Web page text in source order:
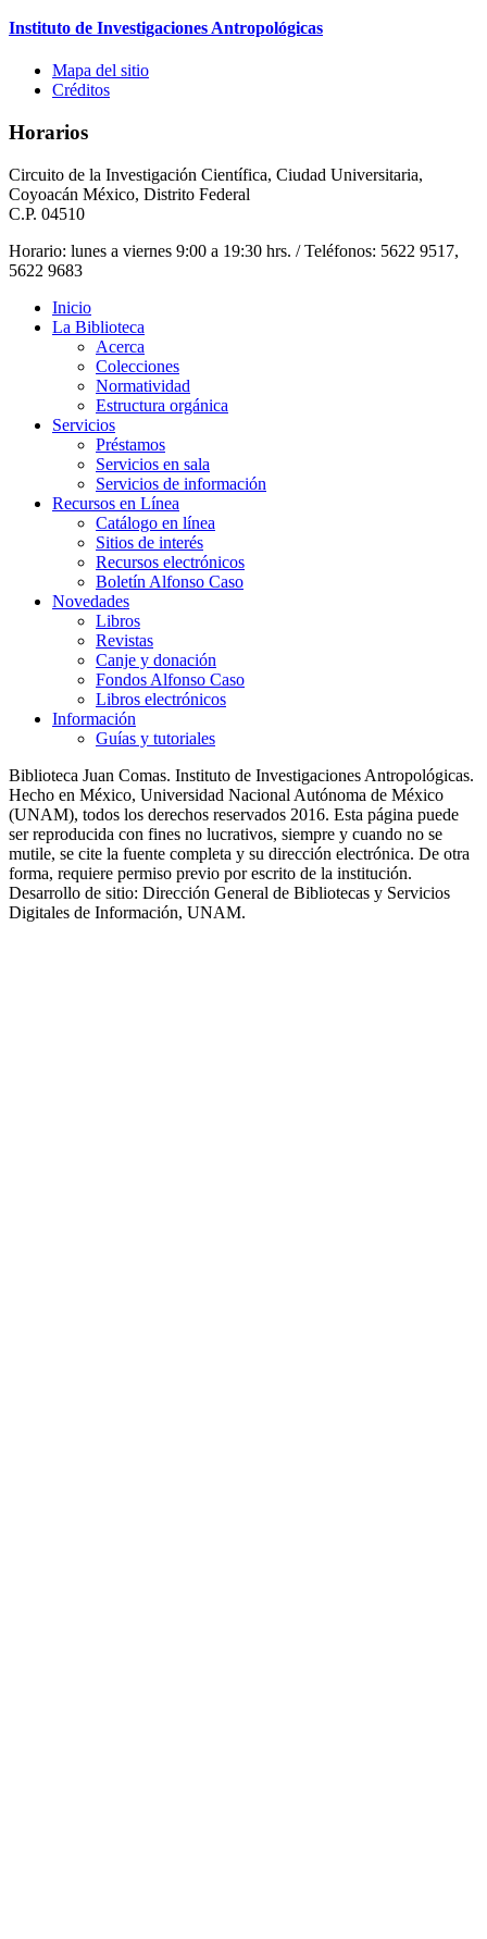
Instituto de Investigaciones Antropológicas
Mapa del sitio
Créditos
Horarios
Circuito de la Investigación Científica, Ciudad Universitaria,
Coyoacán México, Distrito Federal
C.P. 04510
Horario: lunes a viernes 9:00 a 19:30 hrs. / Teléfonos: 5622 9517,
5622 9683
Inicio
La Biblioteca
Acerca
Colecciones
Normatividad
Estructura orgánica
Servicios
Préstamos
Servicios en sala
Servicios de información
Recursos en Línea
Catálogo en línea
Sitios de interés
Recursos electrónicos
Boletín Alfonso Caso
Novedades
Libros
Revistas
Canje y donación
Fondos Alfonso Caso
Libros electrónicos
Información
Guías y tutoriales
Biblioteca Juan Comas. Instituto de Investigaciones Antropológicas.
Hecho en México, Universidad Nacional Autónoma de México
(UNAM), todos los derechos reservados 2016. Esta página puede
ser reproducida con fines no lucrativos, siempre y cuando no se
mutile, se cite la fuente completa y su dirección electrónica. De otra
forma, requiere permiso previo por escrito de la institución.
Desarrollo de sitio: Dirección General de Bibliotecas y Servicios
Digitales de Información, UNAM.